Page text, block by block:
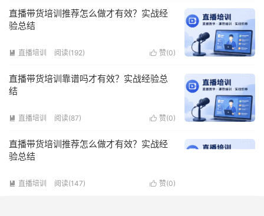
直播带货培训推荐怎么做才有效？实战经
验总结
 赞(0)
 直播培训 阅读(192)
直播带货培训靠谱吗才有效？实战经验总
结
 赞(0)
 直播培训 阅读(87)
直播带货培训推荐怎么做才有效？实战经
验总结
 赞(0)
 直播培训 阅读(147)